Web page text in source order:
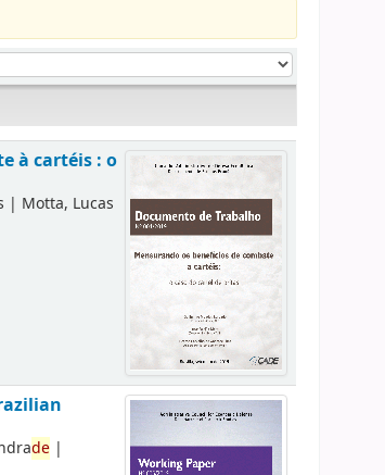
à cartéis : o
| Motta, Lucas
de |